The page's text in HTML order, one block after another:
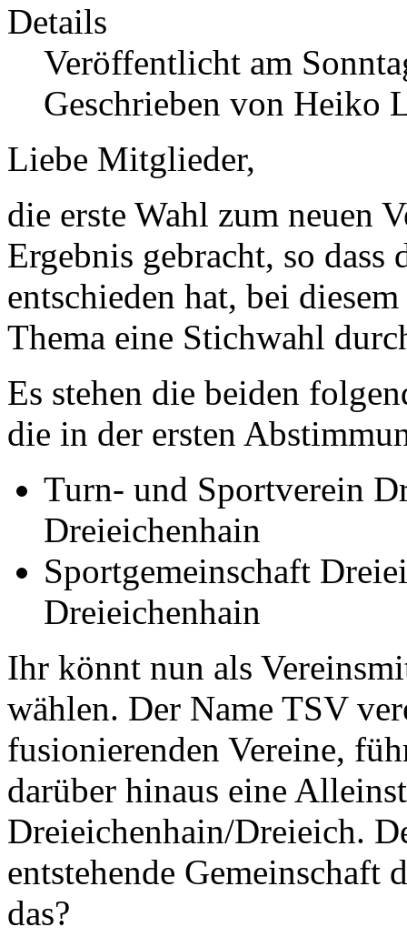
Details
Veröffentlicht am
Geschrieben von Heiko
Liebe Mitglieder,
die erste Wahl zum neuen
Ergebnis gebracht, so dass
entschieden hat, bei
Thema eine Stichwahl
Es stehen die beiden
die in der ersten
Turn- und Sportverein
Dreieichenhain
Sportgemeinschaft
Dreieichenhain
Ihr könnt nun als
wählen. Der Name TSV
fusionierenden Vereine,
darüber hinaus eine
Dreieichenhain/Dreieich.
entstehende Gemeinschaft
das?